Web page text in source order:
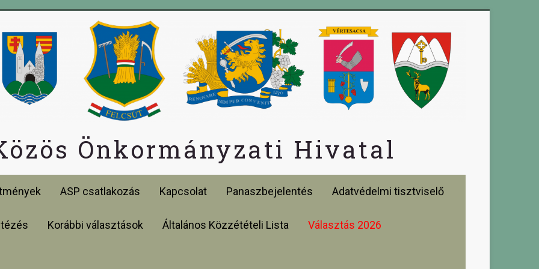
Önkormányzati Hivatal
ASP csatlakozás Kapcsolat Panaszbejelentés Adatvédelmi tisztviselő
Korábbi választások Általános Közzétételi Lista Választás 2026